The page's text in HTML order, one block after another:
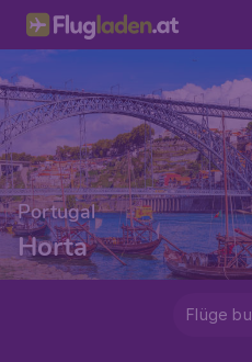
Portugal
Horta
Flüge